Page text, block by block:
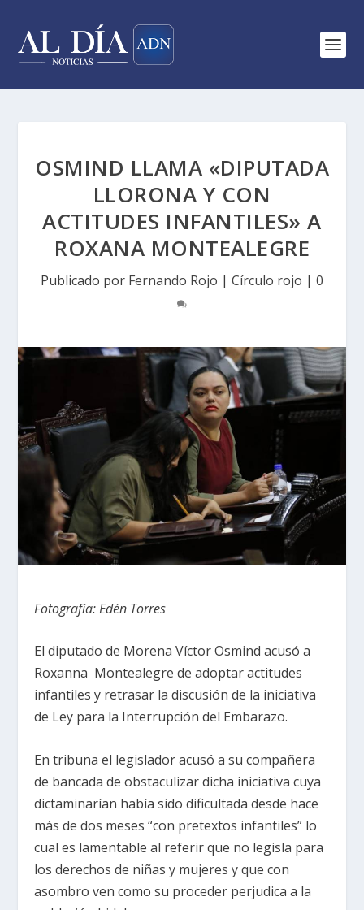
OSMIND LLAMA «DIPUTADA
LLORONA Y CON
ACTITUDES INFANTILES» A
ROXANA MONTEALEGRE
Publicado por Fernando Rojo | Círculo rojo | 0
Fotografía: Edén Torres
El diputado de Morena Víctor Osmind acusó a
Roxanna Montealegre de adoptar actitudes
infantiles y retrasar la discusión de la iniciativa
de Ley para la Interrupción del Embarazo.
En tribuna el legislador acusó a su compañera
de bancada de obstaculizar dicha iniciativa cuya
dictaminarían había sido dificultada desde hace
más de dos meses “con pretextos infantiles” lo
cual es lamentable al referir que no legisla para
los derechos de niñas y mujeres y que con
asombro ven como su proceder perjudica a la